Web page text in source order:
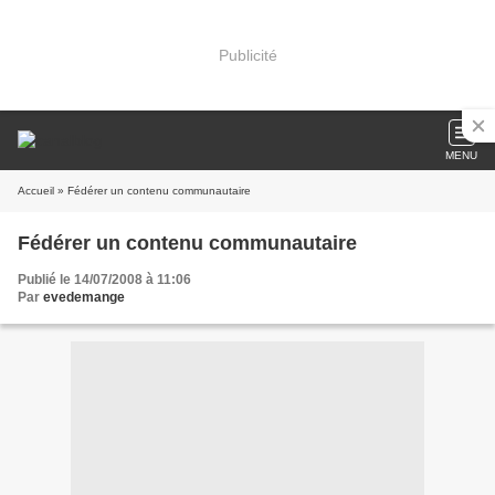
Publicité
MENU
Accueil » Fédérer un contenu communautaire
Fédérer un contenu communautaire
Publié le 14/07/2008 à 11:06
Par evedemange